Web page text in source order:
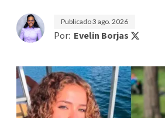
Publicado3 ago. 2026
Por: Evelin Borjas